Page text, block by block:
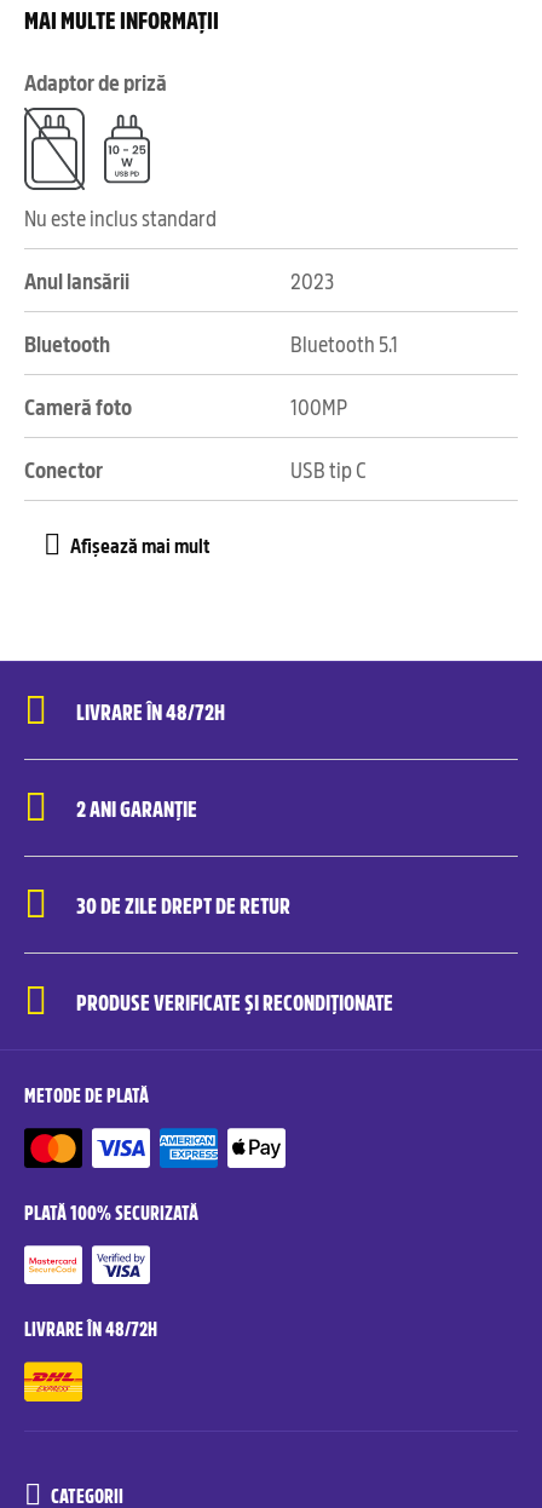
MAI MULTE INFORMAȚII
Adaptor de priză
Nu este inclus standard
Anul lansării 2023
Bluetooth Bluetooth 5.1
Cameră foto 100MP
Conector USB tip C
LIVRARE ÎN 48/72H
2 ANI GARANȚIE
30 DE ZILE DREPT DE RETUR
PRODUSE VERIFICATE ȘI RECONDIȚIONATE
METODE DE PLATĂ
PLATĂ 100% SECURIZATĂ
LIVRARE ÎN 48/72H
CATEGORII